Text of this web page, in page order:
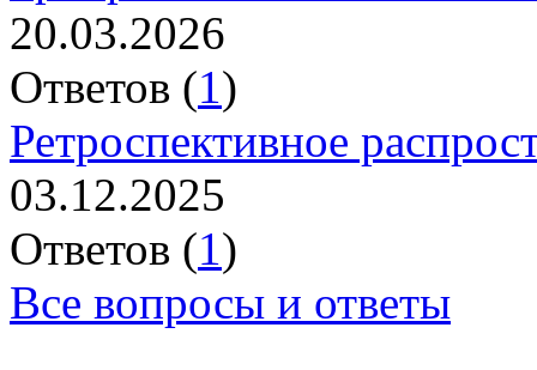
20.03.2026
Ответов (1)
Ретроспективное
03.12.2025
Ответов (1)
Все вопросы и ответы